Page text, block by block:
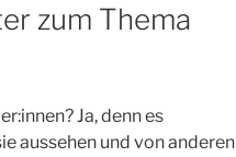
zum Thema
Ja, denn es
aussehen und von anderen